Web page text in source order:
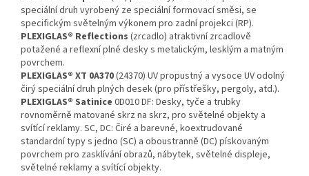
speciální druh vyrobený ze speciální formovací směsi, se
specifickým světelným výkonem pro zadní projekci (RP).
PLEXIGLAS® Reflections (zrcadlo) atraktivní zrcadlově
potažené a reflexní plné desky s metalickým, lesklým a matným
povrchem.
PLEXIGLAS® XT 0A370(24370) UV propustný a vysoce UV odolný
čirý speciální druh plných desek (pro přístřešky, pergoly, atd.).
PLEXIGLAS® Satinice 0D010 DF: Desky, tyče a trubky
rovnoměrně matované skrz na skrz, pro světelné objekty a
svítící reklamy. SC, DC: Čiré a barevné, koextrudované
standardní typy s jedno (SC) a oboustranně (DC) pískovaným
povrchem pro zasklívání obrazů, nábytek, světelné displeje,
světelné reklamy a svítící objekty.